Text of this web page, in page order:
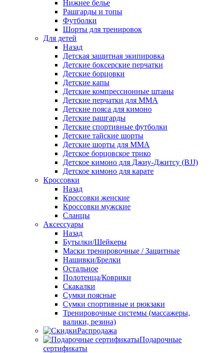
Нижнее белье
Рашгарды и топы
Футболки
Шорты для тренировок
Для детей
Назад
Детская защитная экипировка
Детские боксерские перчатки
Детские борцовки
Детские капы
Детские компрессионные штаны
Детские перчатки для ММА
Детские пояса для кимоно
Детские рашгарды
Детские спортивные футболки
Детские тайские шорты
Детские шорты для ММА
Детское борцовское трико
Детское кимоно для Джиу-Джитсу (BJJ)
Детское кимоно для карате
Кроссовки
Назад
Кроссовки женские
Кроссовки мужские
Сланцы
Аксессуары
Назад
Бутылки/Шейкеры
Маски тренировочные / Защитные
Нашивки/Брелки
Остальное
Полотенца/Коврики
Скакалки
Сумки поясные
Сумки спортивные и рюкзаки
Тренировочные системы (массажеры,
валики, резина)
Распродажа
Подарочные
сертификаты